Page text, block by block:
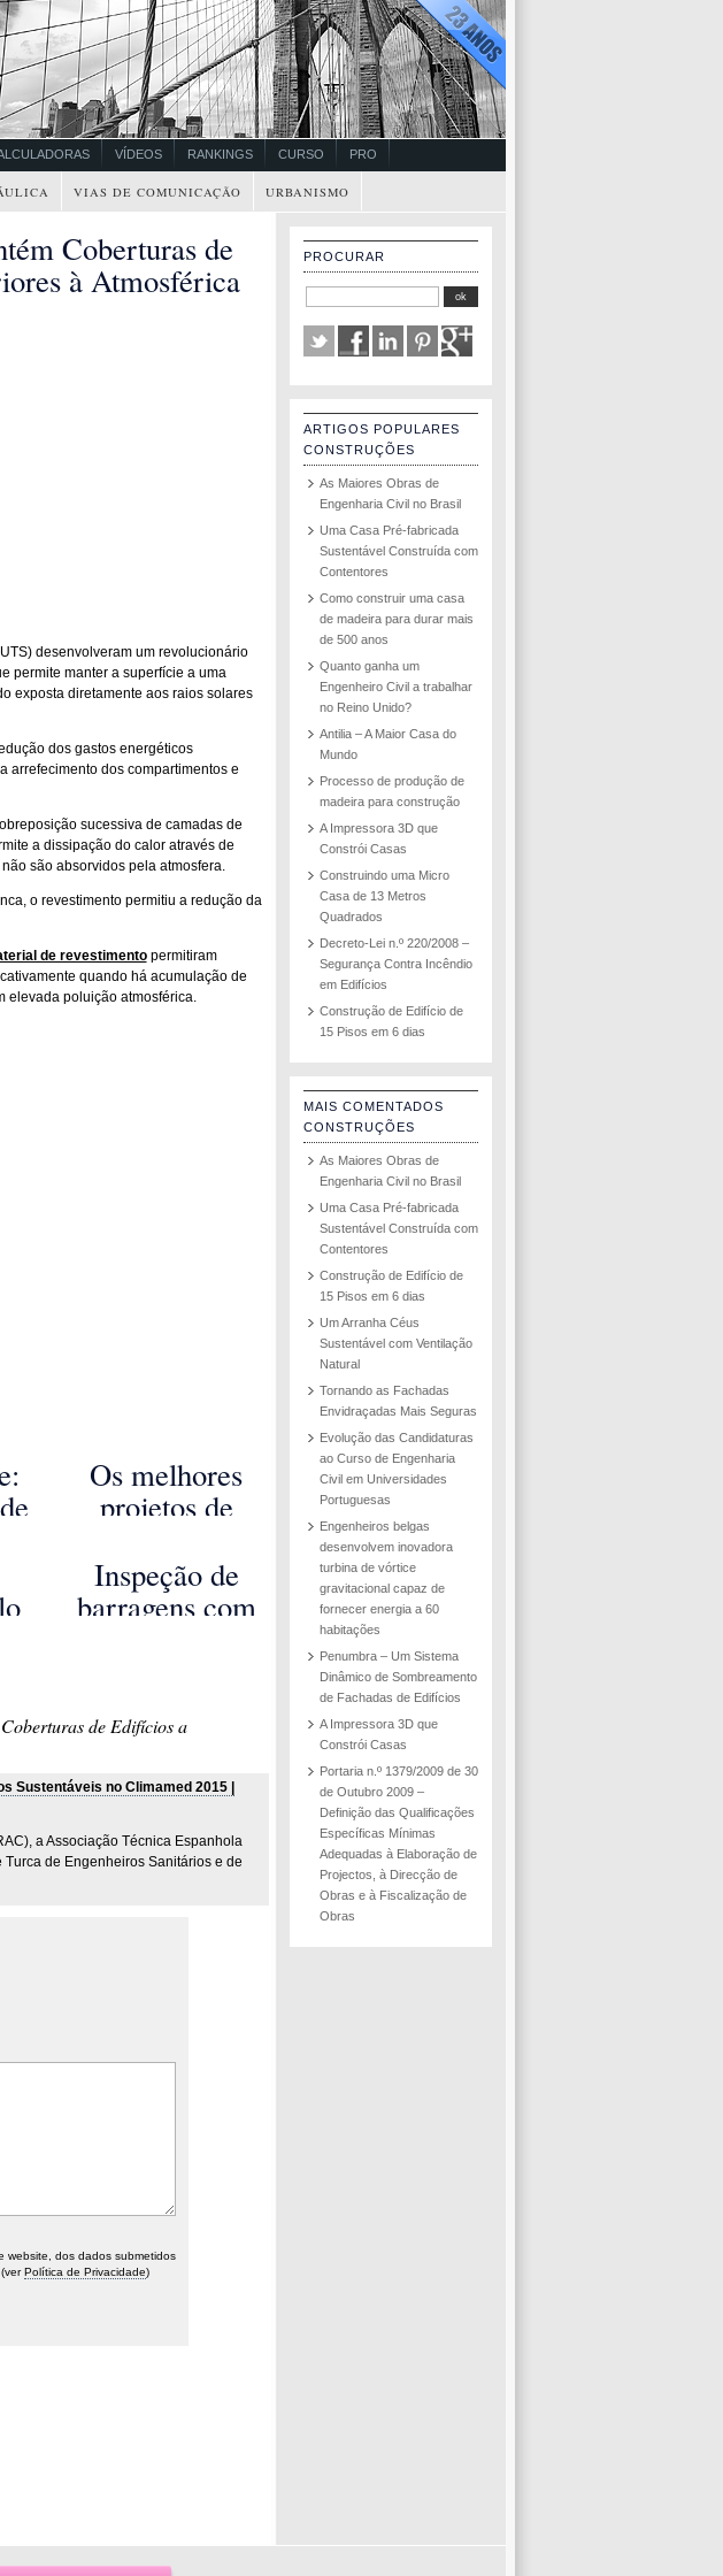
VÍDEOS RANKINGS CURSO PRO
VIAS DE COMUNICAÇÃO URBANISMO
Coberturas de
à Atmosférica
desenvolveram um revolucionário
permite manter a superfície a uma
exposta diretamente aos raios solares
dos gastos energéticos
arrefecimento dos compartimentos e
sucessiva de camadas de
a dissipação do calor através de
são absorvidos pela atmosfera.
o revestimento permitiu a redução da
de revestimentopermitiram
quando há acumulação de
poluição atmosférica.
Os melhores
projetos de
2018
Inspeção de
barragens com
de Edifícios a
Sustentáveis no Climamed 2015 |
a Associação Técnica Espanhola
de Engenheiros Sanitários e de
dos dados submetidos
Política de Privacidade)
PROCURAR
ARTIGOS POPULARES
CONSTRUÇÕES
As Maiores Obras de
Engenharia Civil no Brasil
Uma Casa Pré-fabricada
Sustentável Construída com
Contentores
Como construir uma casa
de madeira para durar mais
de 500 anos
Quanto ganha um
Engenheiro Civil a trabalhar
no Reino Unido?
Antilia – A Maior Casa do
Mundo
Processo de produção de
madeira para construção
A Impressora 3D que
Constrói Casas
Construindo uma Micro
Casa de 13 Metros
Quadrados
Decreto-Lei n.º 220/2008 –
Segurança Contra Incêndio
em Edifícios
Construção de Edifício de
15 Pisos em 6 dias
MAIS COMENTADOS
CONSTRUÇÕES
As Maiores Obras de
Engenharia Civil no Brasil
Uma Casa Pré-fabricada
Sustentável Construída com
Contentores
Construção de Edifício de
15 Pisos em 6 dias
Um Arranha Céus
Sustentável com Ventilação
Natural
Tornando as Fachadas
Envidraçadas Mais Seguras
Evolução das Candidaturas
ao Curso de Engenharia
Civil em Universidades
Portuguesas
Engenheiros belgas
desenvolvem inovadora
turbina de vórtice
gravitacional capaz de
fornecer energia a 60
habitações
Penumbra – Um Sistema
Dinâmico de Sombreamento
de Fachadas de Edifícios
A Impressora 3D que
Constrói Casas
Portaria n.º 1379/2009 de 30
de Outubro 2009 –
Definição das Qualificações
Específicas Mínimas
Adequadas à Elaboração de
Projectos, à Direcção de
Obras e à Fiscalização de
Obras